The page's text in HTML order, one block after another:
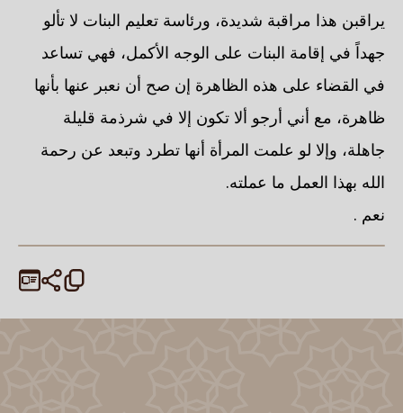
يراقبن هذا مراقبة شديدة، ورئاسة تعليم البنات لا تألو
جهداً في إقامة البنات على الوجه الأكمل، فهي تساعد
في القضاء على هذه الظاهرة إن صح أن نعبر عنها بأنها
ظاهرة، مع أني أرجو ألا تكون إلا في شرذمة قليلة
جاهلة، وإلا لو علمت المرأة أنها تطرد وتبعد عن رحمة
الله بهذا العمل ما عملته.
نعم .